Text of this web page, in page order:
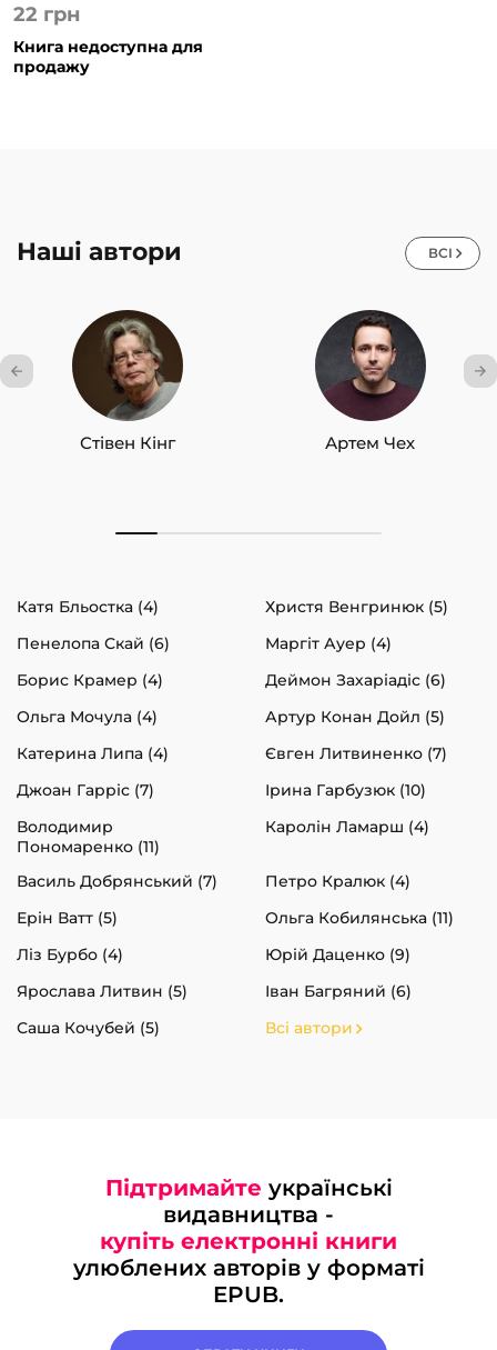
22 грн
Книга недоступна для
продажу
Наші автори ВСІ
Стівен Кінг Артем Чех
Катя Бльостка (4)
Христя Венгринюк (5)
Пенелопа Скай (6)
Маргіт Ауер (4)
Борис Крамер (4)
Деймон Захаріадіс (6)
Ольга Мочула (4)
Артур Конан Дойл (5)
Катерина Липа (4)
Євген Литвиненко (7)
Джоан Гарріс (7)
Ірина Гарбузюк (10)
Володимир
Пономаренко (11)
Каролін Ламарш (4)
Василь Добрянський (7)
Петро Кралюк (4)
Ерін Ватт (5)
Ольга Кобилянська (11)
Ліз Бурбо (4)
Юрій Даценко (9)
Ярослава Литвин (5)
Іван Багряний (6)
Саша Кочубей (5)
Всі автори
Підтримайте українські
видавництва -
купіть електронні книги
улюблених авторів у форматі
EPUB.